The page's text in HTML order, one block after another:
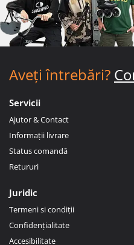
Aveți întrebări?
Servicii
Ajutor & Contact
Informații livrare
Status comandă
Retururi
Juridic
Termeni si condiții
Confidențialitate
Accesibilitate